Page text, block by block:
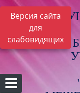
Версия сайта
для
слабовидящих